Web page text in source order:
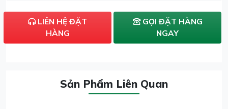
LIÊN HỆ ĐẶT
HÀNG
GỌI ĐẶT HÀNG
NGAY
Sản Phẩm Liên Quan